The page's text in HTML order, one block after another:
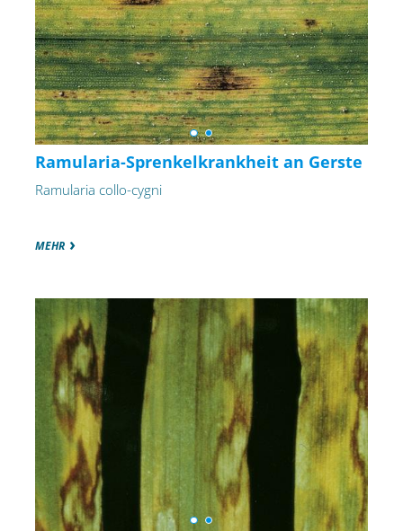
Ramularia-Sprenkelkrankheit an Gerste
Ramularia collo-cygni
MEHR